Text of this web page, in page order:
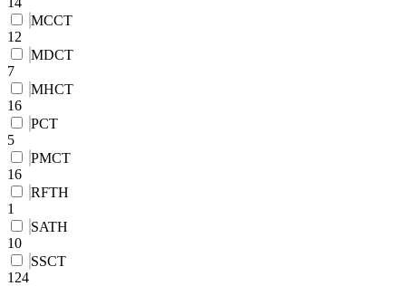
MCCT
12
MDCT
7
MHCT
16
PCT
5
PMCT
16
RFTH
1
SATH
10
SSCT
124